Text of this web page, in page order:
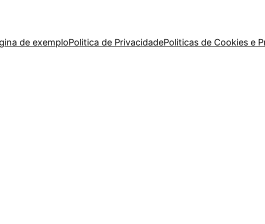
de exemploPolitica de PrivacidadePoliticas de Cookies e